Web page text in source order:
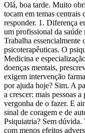
Olá, boa tarde. Muito
tocam em temas
responder. 1. Diferença
um profissional da
Trabalha essencialmente
psicoterapêuticas. O
Medicina e
doenças mentais,
exigem intervenção
por ajuda hoje? Sim. A
a crescer: mais pessoas
vergonha de o fazer. E
sinal de coragem e de
Psiquiatria? Sem dúvida.
com menos efeitos